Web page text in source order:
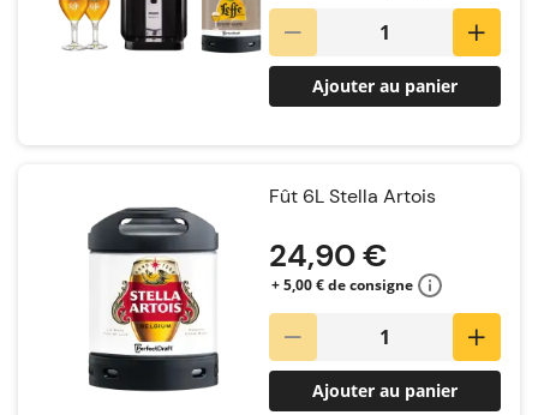
Ajouter au panier
Fût 6L Stella Artois
24,90 €
+ 5,00 € de consigne
Ajouter au panier